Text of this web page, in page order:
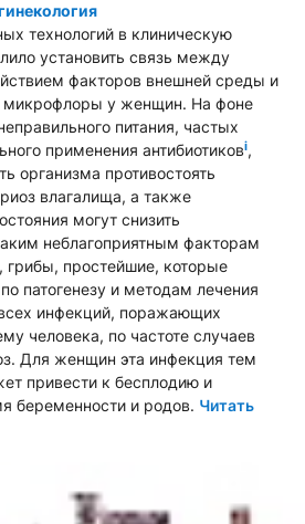
технологий в клиническую
установить связь между
факторов внешней среды и
микрофлоры у женщин. На фоне
питания, частых
применения антибиотиковi,
организма противостоять
влагалища, а также
могут снизить
неблагоприятным факторам
простейшие, которые
патогенезу и методам лечения
инфекций, поражающих
человека, по частоте случаев
Для женщин эта инфекция тем
привести к бесплодию и
беременности и родов. Читать